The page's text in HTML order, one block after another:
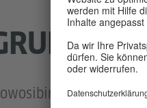
Schule Nr.